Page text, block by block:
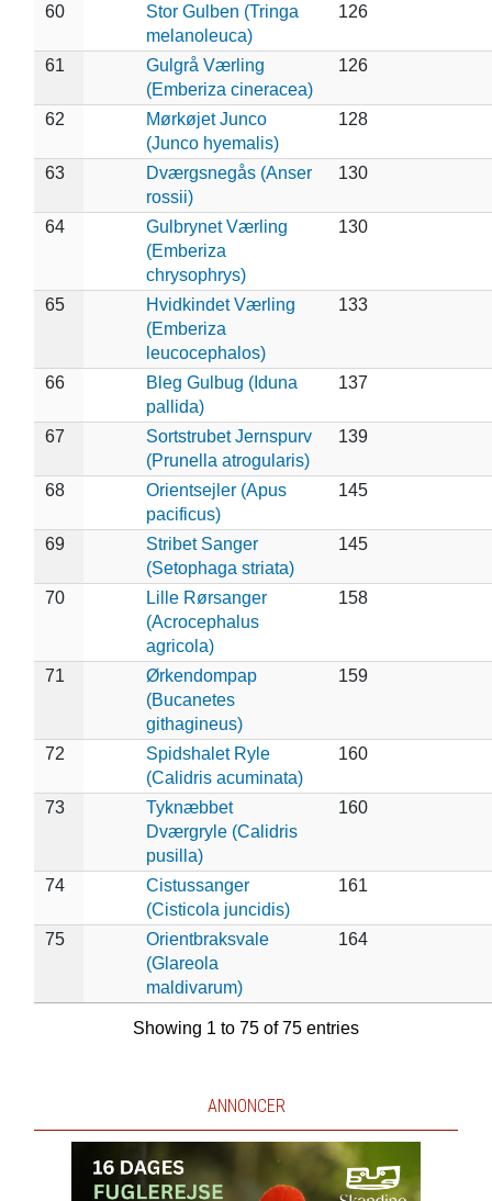
60
Stor Gulben (Tringa
melanoleuca)
126
61
Gulgrå Værling
(Emberiza cineracea)
126
62
Mørkøjet Junco
(Junco hyemalis)
128
63
Dværgsnegås (Anser
rossii)
130
64
Gulbrynet Værling
(Emberiza
chrysophrys)
130
65
Hvidkindet Værling
(Emberiza
leucocephalos)
133
66
Bleg Gulbug (Iduna
pallida)
137
67
Sortstrubet Jernspurv
(Prunella atrogularis)
139
68
Orientsejler (Apus
pacificus)
145
69
Stribet Sanger
(Setophaga striata)
145
70
Lille Rørsanger
(Acrocephalus
agricola)
158
71
Ørkendompap
(Bucanetes
githagineus)
159
72
Spidshalet Ryle
(Calidris acuminata)
160
73
Tyknæbbet
Dværgryle (Calidris
pusilla)
160
74
Cistussanger
(Cisticola juncidis)
161
75
Orientbraksvale
(Glareola
maldivarum)
164
Showing 1 to 75 of 75 entries
ANNONCER